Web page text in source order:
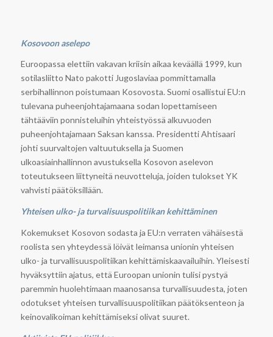
Kosovoon aselepo
Euroopassa elettiin vakavan kriisin aikaa keväällä 1999, kun
sotilasliitto Nato pakotti Jugoslaviaa pommittamalla
serbihallinnon poistumaan Kosovosta. Suomi osallistui EU:n
tulevana puheenjohtajamaana sodan lopettamiseen
tähtääviin ponnisteluihin yhteistyössä alkuvuoden
puheenjohtajamaan Saksan kanssa. Presidentti Ahtisaari
johti suurvaltojen valtuutuksella ja Suomen
ulkoasiainhallinnon avustuksella Kosovon aselevon
toteutukseen liittyneitä neuvotteluja, joiden tulokset YK
vahvisti päätöksillään.
Yhteisen ulko- ja turvalisuuspolitiikan kehittäminen
Kokemukset Kosovon sodasta ja EU:n verraten vähäisestä
roolista sen yhteydessä löivät leimansa unionin yhteisen
ulko- ja turvallisuuspolitiikan kehittämiskaavailuihin. Yleisesti
hyväksyttiin ajatus, että Euroopan unionin tulisi pystyä
paremmin huolehtimaan maanosansa turvallisuudesta, joten
odotukset yhteisen turvallisuuspolitiikan päätöksenteon ja
keinovalikoiman kehittämiseksi olivat suuret.